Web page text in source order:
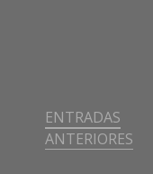
de
ENTRADAS
ANTERIORES